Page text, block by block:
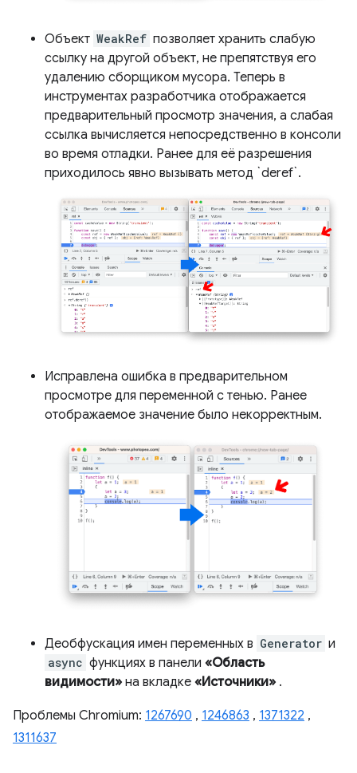
Объект WeakRef позволяет хранить слабую
ссылку на другой объект, не препятствуя его
удалению сборщиком мусора. Теперь в
инструментах разработчика отображается
предварительный просмотр значения, а слабая
ссылка вычисляется непосредственно в консоли
во время отладки. Ранее для её разрешения
приходилось явно вызывать метод `deref`.
Исправлена ​​ошибка в предварительном
просмотре для переменной с тенью. Ранее
отображаемое значение было некорректным.
Деобфускация имен переменных в Generator и
async функциях в панели «Область
видимости» на вкладке «Источники» .
Проблемы Chromium: 1267690 , 1246863 , 1371322 ,
1311637